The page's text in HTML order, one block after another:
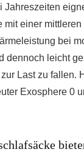
Jahreszeiten
mit einer
bei
dennoch leicht
Last zu fallen.
Exosphere 0